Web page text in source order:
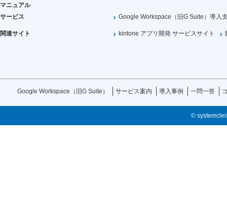
マニュアル
サービス Google Workspace（旧G Suite）導入
関連サイト kintone アプリ開発 サービスサイト
Google Workspace（旧G Suite） サービス案内 導入事例 一問一答
©